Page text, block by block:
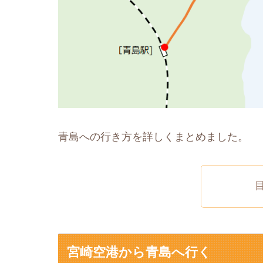
青島への行き方を詳しくまとめました。
宮崎空港から青島へ行く